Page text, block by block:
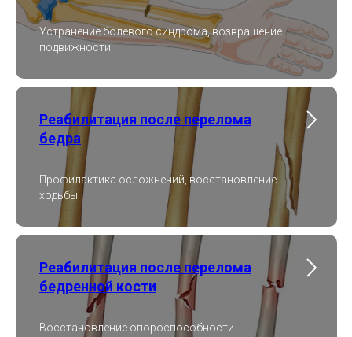
Устранение болевого синдрома, возвращение
подвижности
Реабилитация после перелома
бедра
Профилактика осложнений, восстановление
ходьбы
Реабилитация после перелома
бедренной кости
Восстановление опороспособности